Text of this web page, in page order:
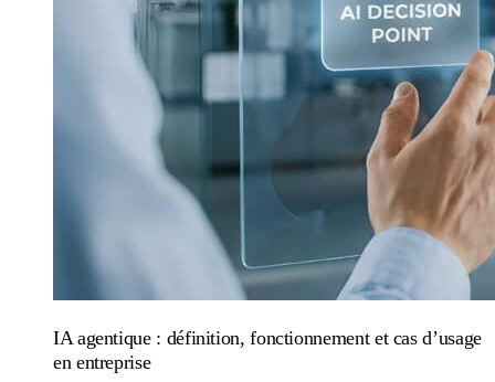
IA agentique : définition, fonctionnement et cas d’usage
en entreprise